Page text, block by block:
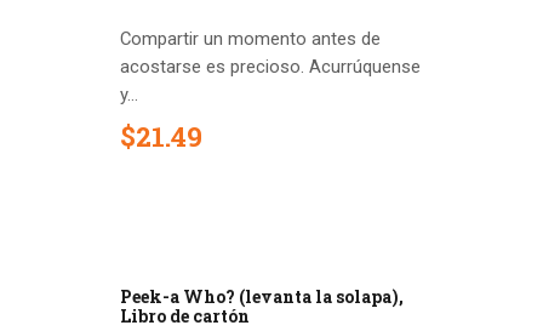
Compartir un momento antes de
acostarse es precioso. Acurrúquense
y...
$21.49
Peek-a Who? (levanta la solapa),
Libro de cartón